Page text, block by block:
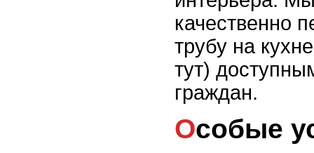
качественно
трубу на
тут)
граждан.
Особые